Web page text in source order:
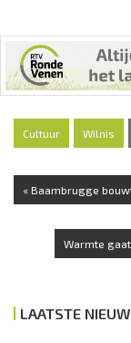
Cultuur Wilnis
« Baambrugge
Warmte
LAATSTE